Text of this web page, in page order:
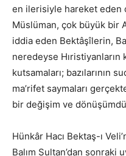
en ilerisiyle hareket eden
Müslüman, çok büyük bir
iddia eden Bektâşîlerin,
neredeyse Hıristiyanların
kutsamaları; bazılarının
ma’rifet saymaları
bir değişim ve
Hünkâr Hacı Bektaş-ı
Balım Sultan’dan sonraki